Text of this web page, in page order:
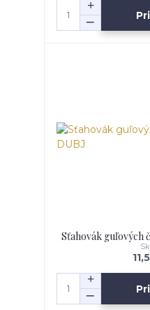
Sťahovák guľových